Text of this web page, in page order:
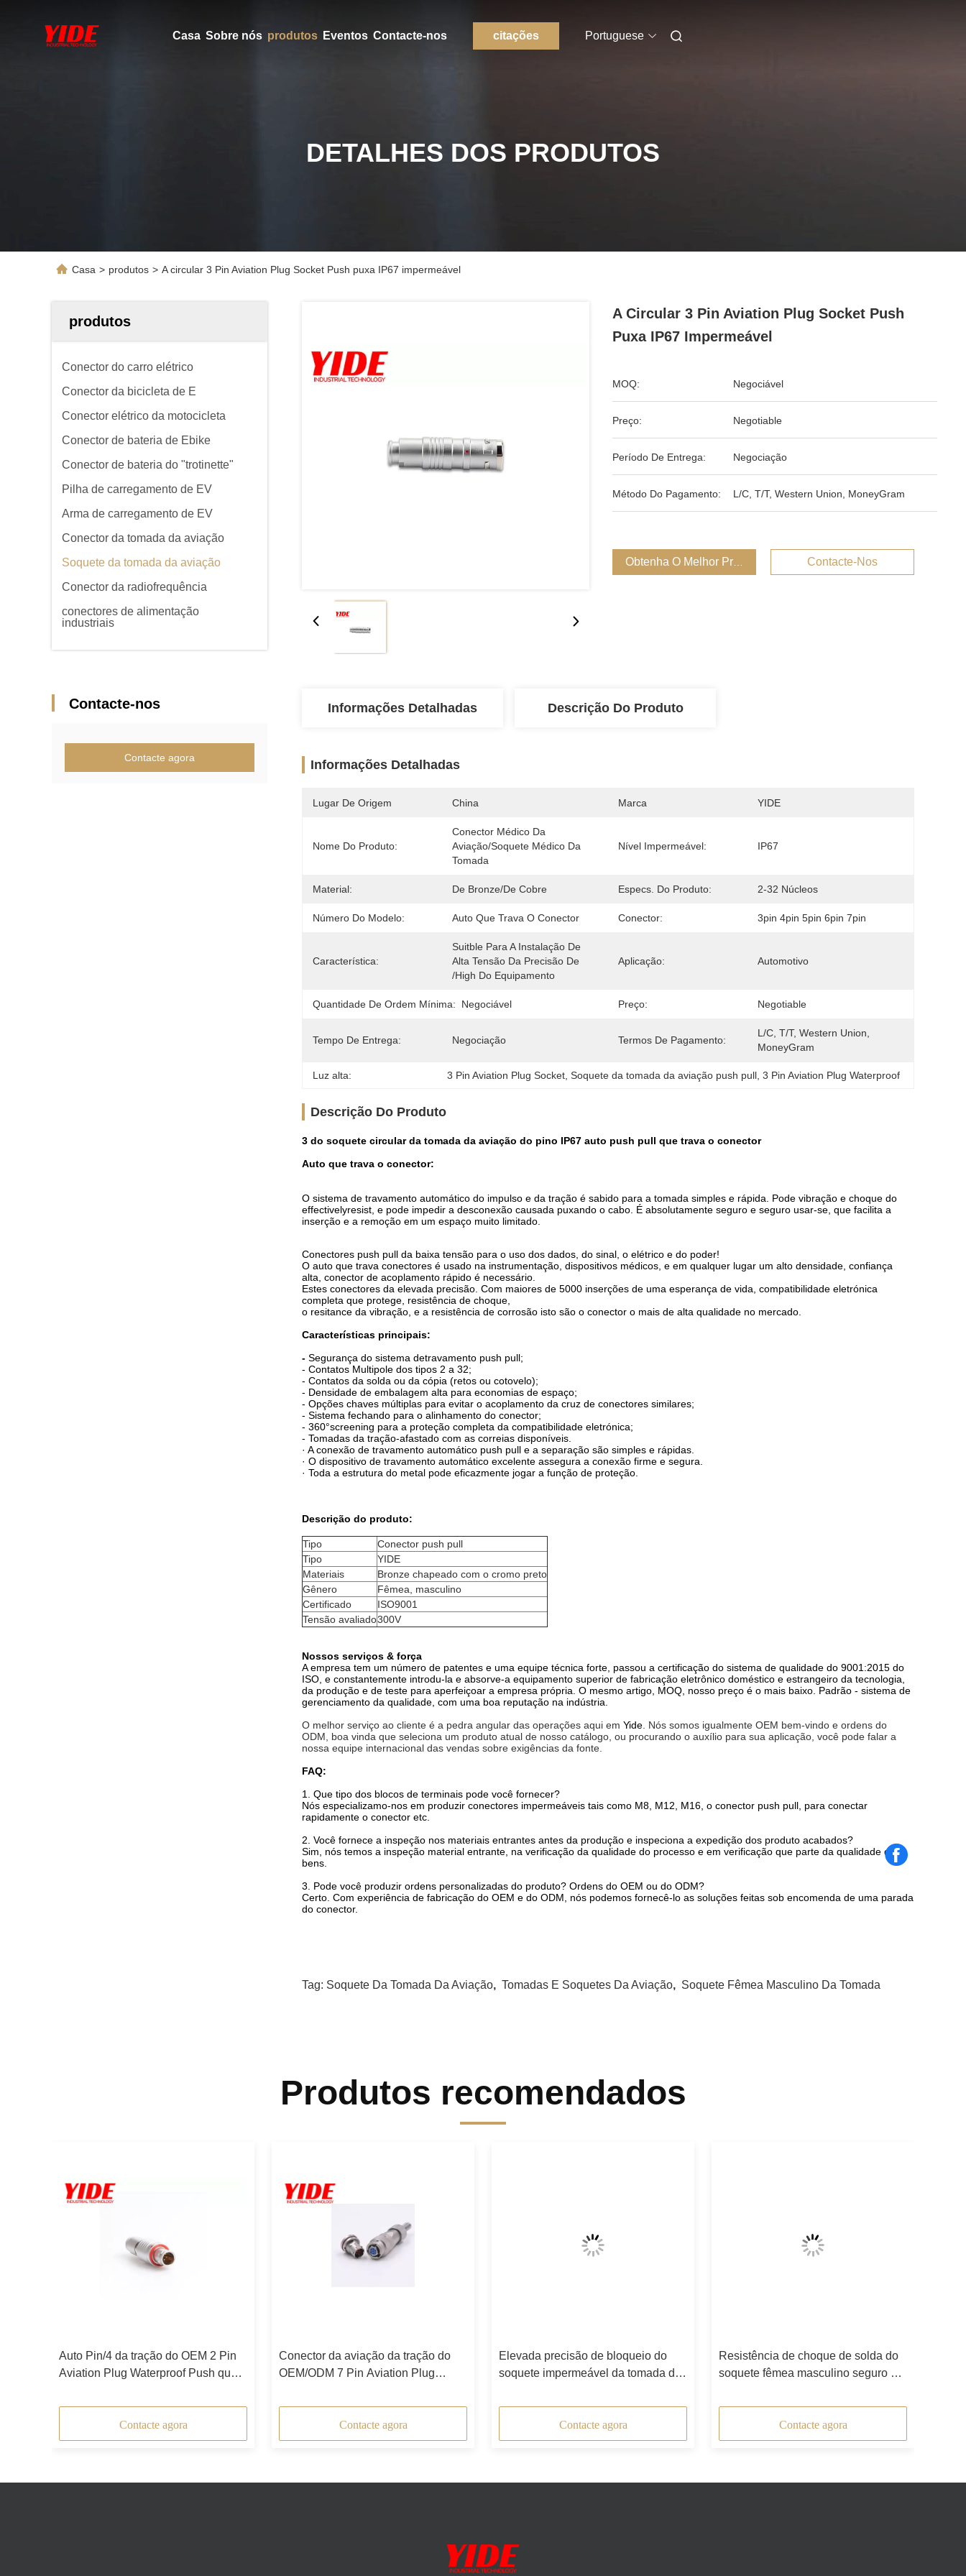
Casa Sobre nós produtos Eventos Contacte-nos citações Portuguese
DETALHES DOS PRODUTOS
Casa > produtos > A circular 3 Pin Aviation Plug Socket Push puxa IP67 impermeável
produtos
Conector do carro elétrico
Conector da bicicleta de E
Conector elétrico da motocicleta
Conector de bateria de Ebike
Conector de bateria do "trotinette"
Pilha de carregamento de EV
Arma de carregamento de EV
Conector da tomada da aviação
Soquete da tomada da aviação
Conector da radiofrequência
conectores de alimentação
industriais
Contacte-nos
Contacte agora
A Circular 3 Pin Aviation Plug Socket Push
Puxa IP67 Impermeável
MOQ: Negociável
Preço: Negotiable
Período De Entrega: Negociação
Método Do Pagamento: L/C, T/T, Western Union, MoneyGram
Obtenha O Melhor Preço Contacte-Nos
Informações Detalhadas Descrição Do Produto
Informações Detalhadas
Lugar De Origem China Marca YIDE
Nome Do Produto:
Conector Médico Da
Aviação/soquete Médico Da
Tomada
Nível Impermeável: IP67
Material: De Bronze/de Cobre Especs. Do Produto: 2-32 Núcleos
Número Do Modelo: Auto Que Trava O Conector Conector: 3pin 4pin 5pin 6pin 7pin
Característica:
Suitble Para A Instalação De
Alta Tensão Da Precisão De
/high Do Equipamento
Aplicação: Automotivo
Quantidade De Ordem Mínima: Negociável Preço: Negotiable
Tempo De Entrega: Negociação Termos De Pagamento:
L/C, T/T, Western Union,
MoneyGram
Luz alta: 3 Pin Aviation Plug Socket , Soquete da tomada da aviação push pull , 3 Pin Aviation Plug Waterproof
Descrição Do Produto
3 do soquete circular da tomada da aviação do pino IP67 auto push pull que trava o conector
Auto que trava o conector:
O sistema de travamento automático do impulso e da tração é sabido para a tomada simples e rápida. Pode vibração e choque do
effectivelyresist, e pode impedir a desconexão causada puxando o cabo. É absolutamente seguro e seguro usar-se, que facilita a
inserção e a remoção em um espaço muito limitado.
Conectores push pull da baixa tensão para o uso dos dados, do sinal, o elétrico e do poder!
O auto que trava conectores é usado na instrumentação, dispositivos médicos, e em qualquer lugar um alto densidade, confiança
alta, conector de acoplamento rápido é necessário.
Estes conectores da elevada precisão. Com maiores de 5000 inserções de uma esperança de vida, compatibilidade eletrónica
completa que protege, resistência de choque,
o resitance da vibração, e a resistência de corrosão isto são o conector o mais de alta qualidade no mercado.
Características principais:
- Segurança do sistema detravamento push pull;
- Contatos Multipole dos tipos 2 a 32;
- Contatos da solda ou da cópia (retos ou cotovelo);
- Densidade de embalagem alta para economias de espaço;
- Opções chaves múltiplas para evitar o acoplamento da cruz de conectores similares;
- Sistema fechando para o alinhamento do conector;
- 360°screening para a proteção completa da compatibilidade eletrónica;
- Tomadas da tração-afastado com as correias disponíveis.
· A conexão de travamento automático push pull e a separação são simples e rápidas.
· O dispositivo de travamento automático excelente assegura a conexão firme e segura.
· Toda a estrutura do metal pode eficazmente jogar a função de proteção.
Descrição do produto:
Tipo
Conector push pull
Tipo
YIDE
Materiais
Bronze chapeado com o cromo preto
Gênero
Fêmea, masculino
Certificado
ISO9001
Tensão avaliado300V
Nossos serviços & força
A empresa tem um número de patentes e uma equipe técnica forte, passou a certificação do sistema de qualidade do 9001:2015 do
ISO, e constantemente introdu-la e absorve-a equipamento superior de fabricação eletrônico doméstico e estrangeiro da tecnologia,
da produção e de teste para aperfeiçoar a empresa própria. O mesmo artigo, MOQ, nosso preço é o mais baixo. Padrão - sistema de
gerenciamento da qualidade, com uma boa reputação na indústria.
O melhor serviço ao cliente é a pedra angular das operações aqui em Yide . Nós somos igualmente OEM bem-vindo e ordens do
ODM, boa vinda que seleciona um produto atual de nosso catálogo, ou procurando o auxílio para sua aplicação, você pode falar a
nossa equipe internacional das vendas sobre exigências da fonte.
FAQ:
1. Que tipo dos blocos de terminais pode você fornecer?
Nós especializamo-nos em produzir conectores impermeáveis tais como M8, M12, M16, o conector push pull, para conectar
rapidamente o conector etc.
2. Você fornece a inspeção nos materiais entrantes antes da produção e inspeciona a expedição dos produto acabados?
Sim, nós temos a inspeção material entrante, na verificação da qualidade do processo e em verificação que parte da qualidade dos
bens.
3. Pode você produzir ordens personalizadas do produto? Ordens do OEM ou do ODM?
Certo. Com experiência de fabricação do OEM e do ODM, nós podemos fornecê-lo as soluções feitas sob encomenda de uma parada
do conector.
Tag: Soquete Da Tomada Da Aviação, Tomadas E Soquetes Da Aviação, Soquete Fêmea Masculino Da Tomada
Produtos recomendados
Auto Pin/4 da tração do OEM 2 Pin
Aviation Plug Waterproof Push que
Contacte agora
Conector da aviação da tração do
OEM/ODM 7 Pin Aviation Plug
Contacte agora
Elevada precisão de bloqueio do
soquete impermeável da tomada da
Contacte agora
Resistência de choque de solda do
soquete fêmea masculino seguro da
Contacte agora